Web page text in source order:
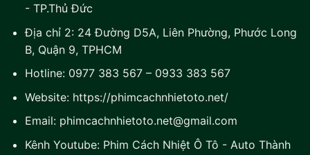
- TP.Thủ Đức
Địa chỉ 2: 24 Đường D5A, Liên Phường, Phước Long
B, Quận 9, TPHCM
Hotline: 0977 383 567– 0933 383 567
Website: https://phimcachnhietoto.net/
Email: phimcachnhietoto.net@gmail.com
Kênh Youtube: Phim Cách Nhiệt Ô Tô - Auto Thành